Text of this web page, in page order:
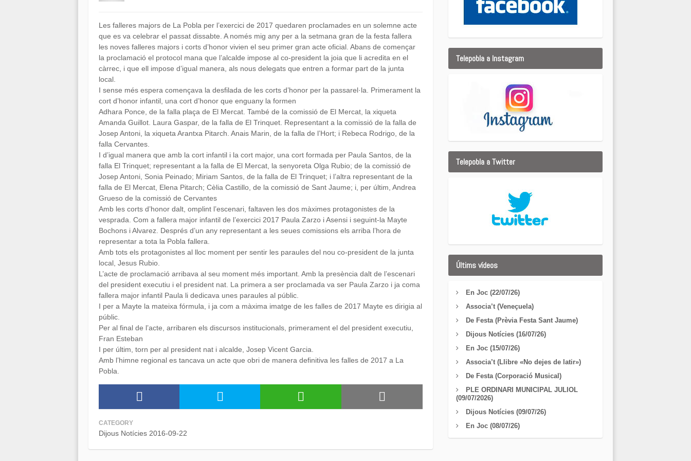
Les falleres majors de La Pobla per l’exercici de 2017 quedaren proclamades en un solemne acte
que es va celebrar el passat dissabte. A només mig any per a la setmana gran de la festa fallera
les noves falleres majors i corts d’honor vivien el seu primer gran acte oficial. Abans de començar
la proclamació el protocol mana que l’alcalde impose al co-president la joia que li acredita en el
càrrec, i que ell impose d’igual manera, als nous delegats que entren a formar part de la junta
local.
I sense més espera començava la desfilada de les corts d’honor per la passarel·la. Primerament la
cort d’honor infantil, una cort d’honor que enguany la formen
Adhara Ponce, de la falla plaça de El Mercat. També de la comissió de El Mercat, la xiqueta
Amanda Guillot. Laura Gaspar, de la falla de El Trinquet. Representant a la comissió de la falla de
Josep Antoni, la xiqueta Arantxa Pitarch. Anais Marin, de la falla de l’Hort; i Rebeca Rodrigo, de la
falla Cervantes.
I d’igual manera que amb la cort infantil i la cort major, una cort formada per Paula Santos, de la
falla El Trinquet; representant a la falla de El Mercat, la senyoreta Olga Rubio; de la comissió de
Josep Antoni, Sonia Peinado; Miriam Santos, de la falla de El Trinquet; i l’altra representant de la
falla de El Mercat, Elena Pitarch; Cèlia Castillo, de la comissió de Sant Jaume; i, per últim, Andrea
Grueso de la comissió de Cervantes
Amb les corts d’honor dalt, omplint l’escenari, faltaven les dos màximes protagonistes de la
vesprada. Com a fallera major infantil de l’exercici 2017 Paula Zarzo i Asensi i seguint-la Mayte
Bochons i Alvarez. Després d’un any representant a les seues comissions els arriba l’hora de
representar a tota la Pobla fallera.
Amb tots els protagonistes al lloc moment per sentir les paraules del nou co-president de la junta
local, Jesus Rubio.
L’acte de proclamació arribava al seu moment més important. Amb la presència dalt de l’escenari
del president executiu i el president nat. La primera a ser proclamada va ser Paula Zarzo i ja coma
fallera major infantil Paula li dedicava unes paraules al públic.
I per a Mayte la mateixa fórmula, i ja com a màxima imatge de les falles de 2017 Mayte es dirigia al
públic.
Per al final de l’acte, arribaren els discursos institucionals, primerament el del president executiu,
Fran Esteban
I per últim, torn per al president nat i alcalde, Josep Vicent Garcia.
Amb l’himne regional es tancava un acte que obri de manera definitiva les falles de 2017 a La
Pobla.
CATEGORY
Dijous Notícies 2016-09-22
Telepobla a Instagram
Telepobla a Twitter
Últims vídeos
En Joc (22/07/26)
Associa’t (Veneçuela)
De Festa (Prèvia Festa Sant Jaume)
Dijous Notícies (16/07/26)
En Joc (15/07/26)
Associa’t (Llibre «No dejes de latir»)
De Festa (Corporació Musical)
PLE ORDINARI MUNICIPAL JULIOL
(09/07/2026)
Dijous Notícies (09/07/26)
En Joc (08/07/26)